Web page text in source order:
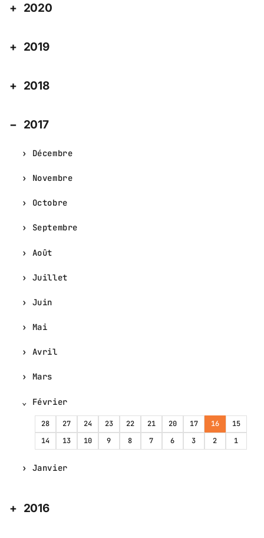
2020
2019
2018
2017
Décembre
Novembre
Octobre
Septembre
Août
Juillet
Juin
Mai
Avril
Mars
Février
28 27 24 23 22 21 20 17 16
15
14
13 10 9 8 7 6 3 2 1
Janvier
2016